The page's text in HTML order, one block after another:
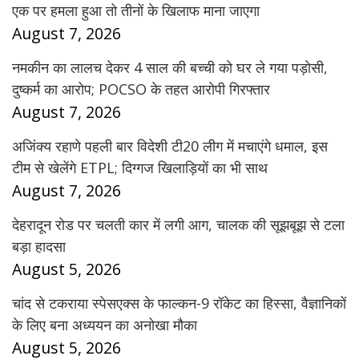
एक पर हमला हुआ तो तीनों के खिलाफ माना जाएगा
August 7, 2026
नमकीन का लालच देकर 4 साल की बच्ची को घर ले गया पड़ोसी,
दुष्कर्म का आरोप; POCSO के तहत आरोपी गिरफ्तार
August 7, 2026
अजिंक्य रहाणे पहली बार विदेशी टी20 लीग में मचाएंगे धमाल, इस
टीम से खेलेंगे ETPL; दिग्गज खिलाड़ियों का भी साथ
August 7, 2026
देहरादून रोड पर चलती कार में लगी आग, चालक की सूझबूझ से टला
बड़ा हादसा
August 5, 2026
चांद से टकराया स्पेसएक्स के फाल्कन-9 रॉकेट का हिस्सा, वैज्ञानिकों
के लिए बना अध्ययन का अनोखा मौका
August 5, 2026